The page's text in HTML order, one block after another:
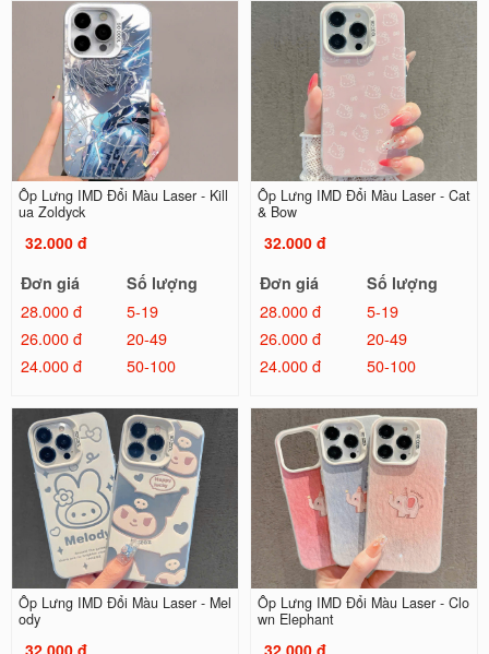
Ốp Lưng IMD Đổi Màu Laser - Kill
ua Zoldyck
32.000 đ
Đơn giá
Số lượng
28.000 đ
5-19
26.000 đ
20-49
24.000 đ
50-100
Ốp Lưng IMD Đổi Màu Laser - Cat
& Bow
32.000 đ
Đơn giá
Số lượng
28.000 đ
5-19
26.000 đ
20-49
24.000 đ
50-100
Ốp Lưng IMD Đổi Màu Laser - Mel
ody
Ốp Lưng IMD Đổi Màu Laser - Clo
wn Elephant